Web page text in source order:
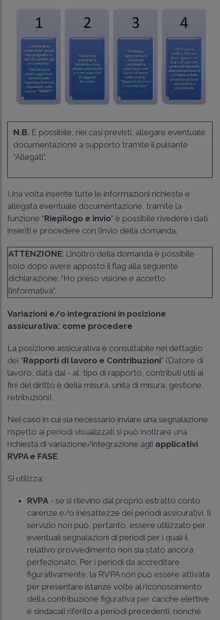
N.B. È possibile, nei casi previsti, allegare eventuale
documentazione a supporto tramite il pulsante
“Allegati”.
Una volta inserite tutte le informazioni richieste e
allegata eventuale documentazione, tramite la
funzione “Riepilogo e invio” è possibile rivedere i dati
inseriti e procedere con l’invio della domanda.
ATTENZIONE: L’inoltro della domanda è possibile
solo dopo avere apposto il flag alla seguente
dichiarazione: “Ho preso visione e accetto
l’informativa”.
Variazioni e/o integrazioni in posizione
assicurativa: come procedere
La posizione assicurativa è consultabile nel dettaglio
dei “Rapporti di lavoro e Contribuzioni” (Datore di
lavoro, data dal - al, tipo di rapporto, contributi utili ai
fini del diritto e della misura, unità di misura, gestione,
retribuzioni).
Nel caso in cui sia necessario inviare una segnalazione
rispetto ai periodi visualizzati si può inoltrare una
richiesta di variazione/integrazione agli applicativi
RVPA e FASE.
Si utilizza:
RVPA - se si rilevino dal proprio estratto conto
carenze e/o inesattezze dei periodi assicurativi. Il
servizio non può, pertanto, essere utilizzato per
eventuali segnalazioni di periodi per i quali il
relativo provvedimento non sia stato ancora
perfezionato. Per i periodi da accreditare
figurativamente, la RVPA non può essere attivata
per presentare istanze volte al riconoscimento
della contribuzione figurativa per cariche elettive
e sindacali riferito a periodi precedenti, nonché